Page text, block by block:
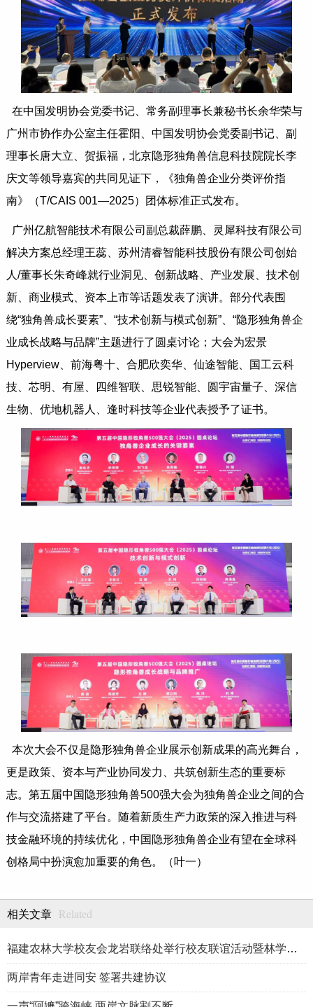
在中国发明协会党委书记、常务副理事长兼秘书长余华荣与
广州市协作办公室主任霍阳、中国发明协会党委副书记、副
理事长唐大立、贺振福，北京隐形独角兽信息科技院院长李
庆文等领导嘉宾的共同见证下，《独角兽企业分类评价指
南》（T/CAIS 001—2025）团体标准正式发布。
广州亿航智能技术有限公司副总裁薛鹏、灵犀科技有限公司
解决方案总经理王蕊、苏州清睿智能科技股份有限公司创始
⼈/董事长朱奇峰就行业洞见、创新战略、产业发展、技术创
新、商业模式、资本上市等话题发表了演讲。部分代表围
绕“独角兽成长要素”、“技术创新与模式创新”、“隐形独角兽企
业成长战略与品牌”主题进行了圆桌讨论；大会为宏景
Hyperview、前海粤十、合肥欣奕华、仙途智能、国工云科
技、芯明、有屋、四维智联、思锐智能、圆宇宙量子、深信
生物、优地机器人、逢时科技等企业代表授予了证书。
本次大会不仅是隐形独角兽企业展示创新成果的高光舞台，
更是政策、资本与产业协同发力、共筑创新生态的重要标
志。第五届中国隐形独角兽500强大会为独角兽企业之间的合
作与交流搭建了平台。随着新质生产力政策的深入推进与科
技金融环境的持续优化，中国隐形独角兽企业有望在全球科
创格局中扮演愈加重要的角色。（叶一）
相关文章 Related
福建农林大学校友会龙岩联络处举行校友联谊活动暨林学、生物医药
两岸青年走进同安 签署共建协议